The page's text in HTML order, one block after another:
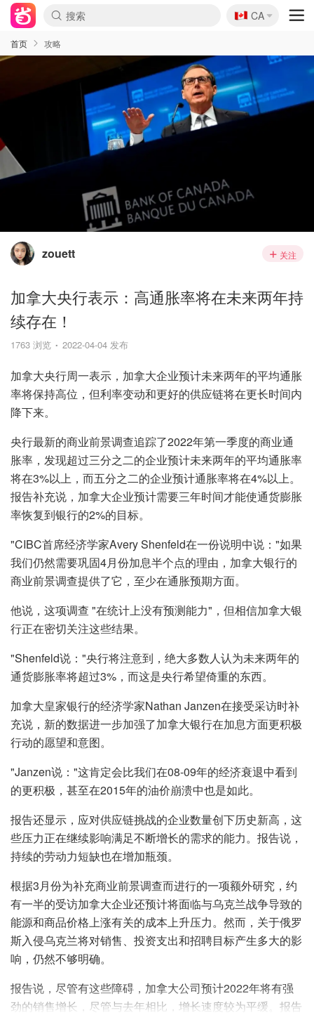
🇨🇦
CA
首页 攻略
zouett 关注
加拿大央行表示：高通胀率将在未来两年持
续存在！
1763 浏览 2022-04-04 发布
加拿大央行周一表示，加拿大企业预计未来两年的平均通胀
率将保持高位，但利率变动和更好的供应链将在更长时间内
降下来。
央行最新的商业前景调查追踪了2022年第一季度的商业通
胀率，发现超过三分之二的企业预计未来两年的平均通胀率
将在3%以上，而五分之二的企业预计通胀率将在4%以上。
报告补充说，加拿大企业预计需要三年时间才能使通货膨胀
率恢复到银行的2%的目标。
"CIBC首席经济学家Avery Shenfeld在一份说明中说："如果
我们仍然需要巩固4月份加息半个点的理由，加拿大银行的
商业前景调查提供了它，至少在通胀预期方面。
他说，这项调查 "在统计上没有预测能力"，但相信加拿大银
行正在密切关注这些结果。
"Shenfeld说："央行将注意到，绝大多数人认为未来两年的
通货膨胀率将超过3%，而这是央行希望倚重的东西。
加拿大皇家银行的经济学家Nathan Janzen在接受采访时补
充说，新的数据进一步加强了加拿大银行在加息方面更积极
行动的愿望和意图。
"Janzen说："这肯定会比我们在08-09年的经济衰退中看到
的更积极，甚至在2015年的油价崩溃中也是如此。
报告还显示，应对供应链挑战的企业数量创下历史新高，这
些压力正在继续影响满足不断增长的需求的能力。报告说，
持续的劳动力短缺也在增加瓶颈。
根据3月份为补充商业前景调查而进行的一项额外研究，约
有一半的受访加拿大企业还预计将面临与乌克兰战争导致的
能源和商品价格上涨有关的成本上升压力。然而，关于俄罗
斯入侵乌克兰将对销售、投资支出和招聘目标产生多大的影
响，仍然不够明确。
报告说，尽管有这些障碍，加拿大公司预计2022年将有强
劲的销售增长，尽管与去年相比，增长速度较为平缓。报告